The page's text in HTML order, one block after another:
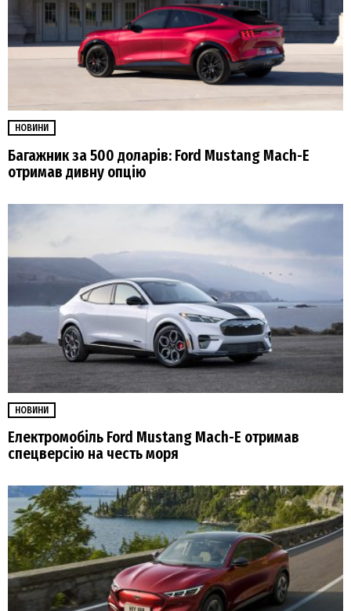
НОВИНИ
Багажник за 500 доларів: Ford Mustang Mach-E
отримав дивну опцію
НОВИНИ
Електромобіль Ford Mustang Mach-E отримав
спецверсію на честь моря